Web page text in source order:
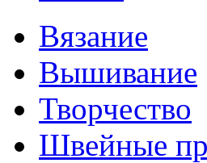
Вязание
Вышивание
Творчество
Швейные